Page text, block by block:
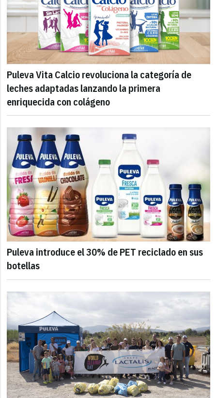
Puleva Vita Calcio revoluciona la categoría de
leches adaptadas lanzando la primera
enriquecida con colágeno
Puleva introduce el 30% de PET reciclado en sus
botellas